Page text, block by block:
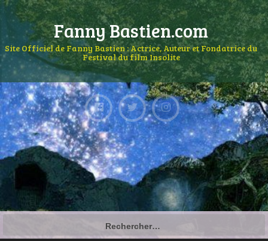
Fanny Bastien.com
Site Officiel de Fanny Bastien : Actrice, Auteur et Fondatrice du
Festival du film Insolite